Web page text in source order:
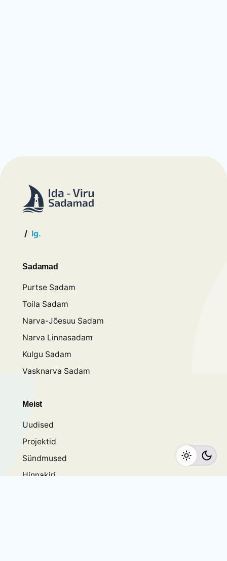
/ Ig.
Sadamad
Purtse Sadam
Toila Sadam
Narva-Jõesuu Sadam
Narva Linnasadam
Kulgu Sadam
Vasknarva Sadam
Meist
Uudised
Projektid
Sündmused
Hinnakiri